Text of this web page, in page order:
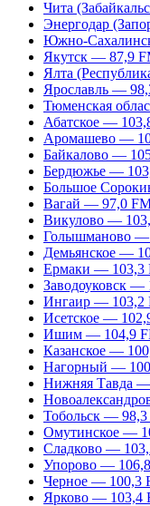
Чита
Энергодар
Южно-
Якутск — 87,9
Ялта
Ярославль —
Тюменская
Абатское —
Аромашево —
Байкалово —
Бердюжье —
Большое
Вагай — 97,0
Викулово —
Голышманово —
Демьянское —
Ермаки — 103,3
Заводоуковск —
Ингаир — 103,2
Исетское —
Ишим — 104,9
Казанское —
Нагорный —
Нижняя Тавда
Тобольск —
Омутинское —
Сладково —
Упорово —
Черное — 100,3
Ярково — 103,4